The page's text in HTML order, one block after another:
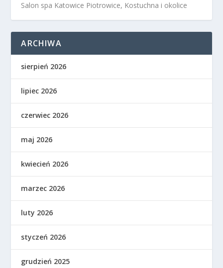
Salon spa Katowice Piotrowice, Kostuchna i okolice
ARCHIWA
sierpień 2026
lipiec 2026
czerwiec 2026
maj 2026
kwiecień 2026
marzec 2026
luty 2026
styczeń 2026
grudzień 2025